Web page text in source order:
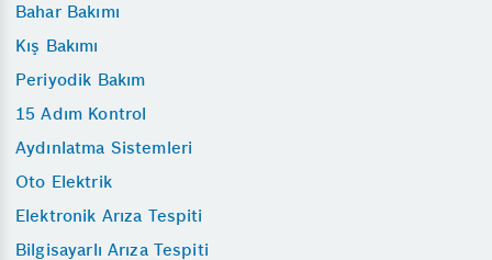
Bahar Bakımı
Kış Bakımı
Periyodik Bakım
15 Adım Kontrol
Aydınlatma Sistemleri
Oto Elektrik
Elektronik Arıza Tespiti
Bilgisayarlı Arıza Tespiti